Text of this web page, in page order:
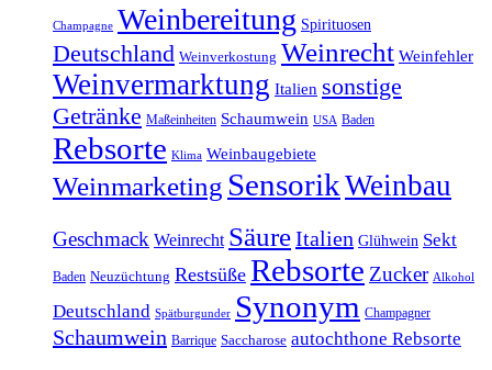
Champagne Weinbereitung Spirituosen
Deutschland Weinverkostung Weinrecht Weinfehler
Weinvermarktung Italien sonstige
Getränke Maßeinheiten Schaumwein USA Baden
Rebsorte Klima Weinbaugebiete
Weinmarketing SensorikWeinbau
Geschmack Weinrecht SäureItalien Glühwein Sekt
Baden Neuzüchtung Restsüße Rebsorte Zucker Alkohol
Deutschland Spätburgunder Synonym Champagner
Schaumwein Barrique Saccharose autochthone Rebsorte